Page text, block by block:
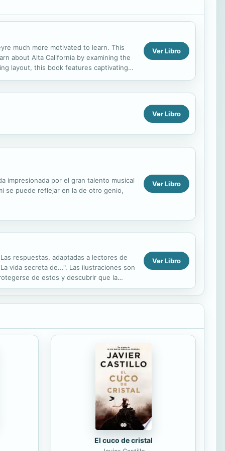
much more motivated to learn. This
about Alta California by examining the
layout, this book features captivating
Ver Libro
Ver Libro
impresionada por el gran talento musical
se puede reflejar en la de otro genio,
Ver Libro
respuestas, adaptadas a lectores de
vida secreta de...". Las ilustraciones son
de estos y descubrir que la
Ver Libro
El cuco de cristal